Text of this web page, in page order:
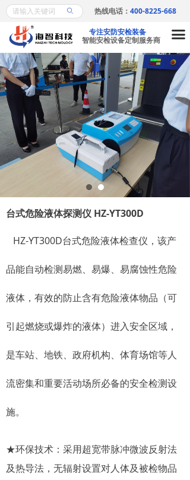
专注安防安检装备
智能安检设备定制服务商
热线电话： 400-8225-668
ꄙ
끀
首页
产品中心
ꁕ X射线安检机系列
安检门系列
ꁕ 金属探测器系列
ꁕ 车底安全检查系列
爆炸物探测仪系列
ꁕ 危险液探探测仪系列
客户案例
新闻中心
服务支持
ꁕ
关于海智
台式危险液体探测仪 HZ-YT300D
HZ-YT300D台式危险液体检查仪，该产
品能自动检测易燃、易爆、易腐蚀性危险
液体，有效的防止含有危险液体物品（可
引起燃烧或爆炸的液体）进入安全区域，
是车站、地铁、政府机构、体育场馆等人
流密集和重要活动场所必备的安全检测设
施。
★环保技术：采用超宽带脉冲微波反射法
及热导法，无辐射设置对人体及被检物品